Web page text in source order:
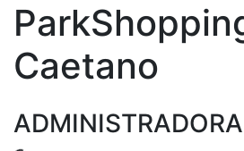
Caetano
ADMINISTRADORA